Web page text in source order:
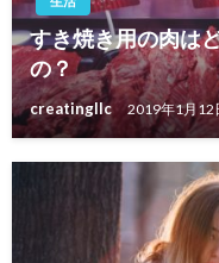
すき焼き用の肉は
の？
creatingllc 2019年1月12